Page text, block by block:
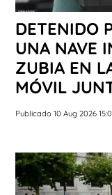
DETENIDO
UNA NAVE
ZUBIA EN
MÓVIL
Publicado 10 Aug 2026